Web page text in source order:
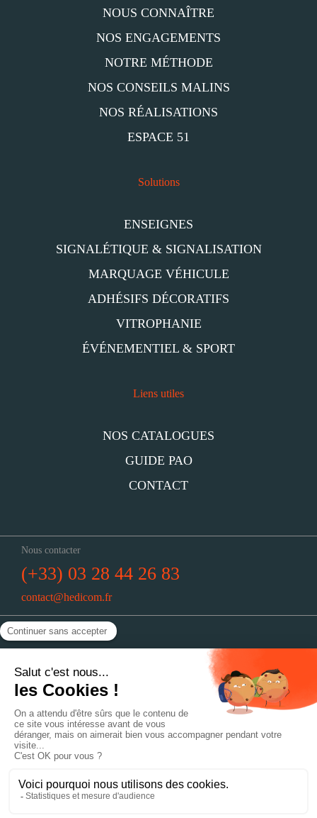
NOUS CONNAÎTRE
NOS ENGAGEMENTS
NOTRE MÉTHODE
NOS CONSEILS MALINS
NOS RÉALISATIONS
ESPACE 51
Solutions
ENSEIGNES
SIGNALÉTIQUE & SIGNALISATION
MARQUAGE VÉHICULE
ADHÉSIFS DÉCORATIFS
VITROPHANIE
ÉVÉNEMENTIEL & SPORT
Liens utiles
NOS CATALOGUES
GUIDE PAO
CONTACT
Nous contacter
(+33) 03 28 44 26 83
contact@hedicom.fr
Nous trouver
59190 Hazebrouck
Du lundi au jeudi : 8h30-12h30 // 14h-18h
Le vendredi : 8h30-12h30 // 14h-17h
Politique de confidentialité
Mentions légales